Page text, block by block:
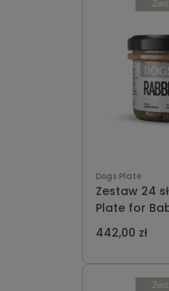
Dogs Plate
Zestaw 24
Plate for
oszczędzasz
442,00 zł